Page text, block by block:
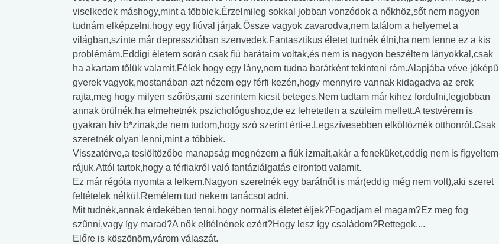
viselkedek máshogy,mint a többiek.Érzelmileg sokkal jobban vonzódok a nőkhöz,sőt nem nagyon
tudnám elképzelni,hogy egy fiúval járjak.Össze vagyok zavarodva,nem találom a helyemet a
világban,szinte már depresszióban szenvedek.Fantasztikus életet tudnék élni,ha nem lenne ez a kis
problémám.Eddigi életem során csak fiú barátaim voltak,és nem is nagyon beszéltem lányokkal,csak
ha akartam tőlük valamit.Félek hogy egy lány,nem tudna barátként tekinteni rám.Alapjába véve jóképű
gyerek vagyok,mostanában azt nézem egy férfi kezén,hogy mennyire vannak kidagadva az erek
rajta,meg hogy milyen szőrös,ami szerintem kicsit beteges.Nem tudtam már kihez fordulni,legjobban
annak örülnék,ha elmehetnék pszichológushoz,de ez lehetetlen a szüleim mellett.A testvérem is
gyakran hív b*zinak,de nem tudom,hogy szó szerint érti-e.Legszívesebben elköltöznék otthonról.Csak
szeretnék olyan lenni,mint a többiek.
Visszatérve,a tesiöltözőbe manapság megnézem a fiúk izmait,akár a feneküket,eddig nem is figyeltem
rájuk.Attól tartok,hogy a férfiakról való fantáziálgatás elrontott valamit.
Ez már régóta nyomta a lelkem.Nagyon szeretnék egy barátnőt is már(eddig még nem volt),aki szeret
feltételek nélkül.Remélem tud nekem tanácsot adni.
Mit tudnék,annak érdekében tenni,hogy normális életet éljek?Fogadjam el magam?Ez meg fog
szűnni,vagy így marad?A nők elítélnének ezért?Hogy lesz így családom?Rettegek....
Előre is köszönöm,várom válaszát.